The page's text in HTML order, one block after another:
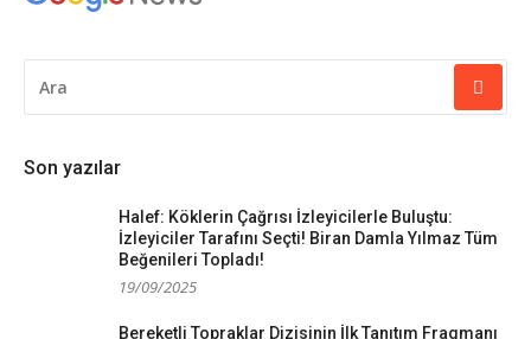
YAP:
Son yazılar
Halef: Köklerin Çağrısı İzleyicilerle Buluştu:
İzleyiciler Tarafını Seçti! Biran Damla Yılmaz Tüm
Beğenileri Topladı!
19/09/2025
Bereketli Topraklar Dizisinin İlk Tanıtım Fragmanı